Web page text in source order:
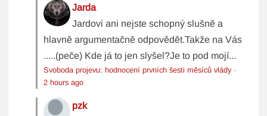
Jarda
Jardovi ani nejste schopný slušně a
hlavně argumentačně odpovědět.Takže na Vás
.....(peče) Kde já to jen slyšel?Je to pod mojí...
Svoboda projevu: hodnocení prvních šesti měsíců vlády·
2 hours ago
pzk